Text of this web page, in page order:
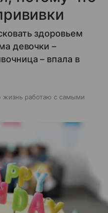
здоровьем
девочки –
– впала в
работаю с самыми